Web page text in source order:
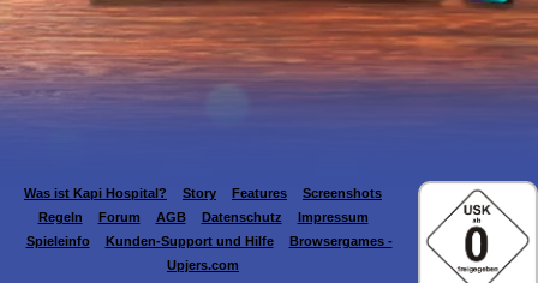
Was ist Kapi Hospital? Story Features
Screenshots
Regeln
Forum AGB Datenschutz
Impressum
Spieleinfo
Kunden-Support und Hilfe
Browsergames -
Upjers.com